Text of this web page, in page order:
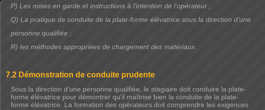
P) Les mises en garde et instructions à l’intention de l’opérateur ;
Q) La pratique de conduite de la plate-forme élévatrice sous la direction d’une
personne qualifiée ;
R) les méthodes appropriées de chargement des matériaux.
7.2 Démonstration de conduite prudente
Sous la direction d’une personne qualifiée, le stagiaire doit conduire la plate-
forme élévatrice pour démontrer qu’il maîtrise bien la conduite de la plate-
forme élévatrice. La formation des opérateurs doit comprendre les exigences